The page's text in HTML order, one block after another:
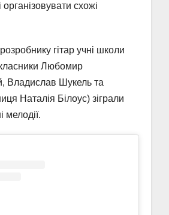
організовувати схожі
гітар учні школи
Любомир
Владислав Шукель та
Наталія Білоус) зіграли
мелодії.